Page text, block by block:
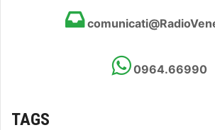
0964.66990
TAGS